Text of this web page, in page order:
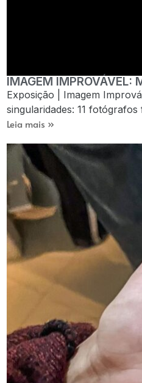
IMAGEM
Exposição | Imagem
singularidades: 11
Leia mais »